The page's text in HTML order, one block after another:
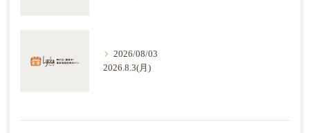
2026/08/03
2026.8.3(月)